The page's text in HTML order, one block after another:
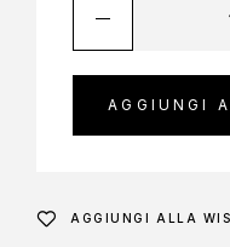
AGGIUNGI
AGGIUNGI ALLA